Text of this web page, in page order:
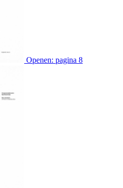
Openen: pagina 8